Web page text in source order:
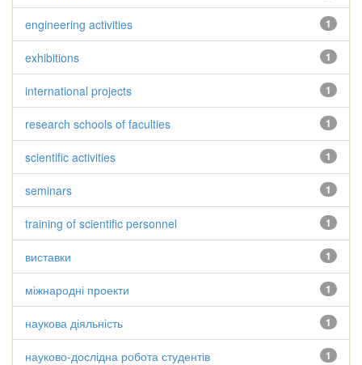
1
engineering activities
1
exhibitions
1
international projects
1
research schools of faculties
1
scientific activities
1
seminars
1
training of scientific personnel
1
виставки
1
міжнародні проекти
1
наукова діяльність
1
науково-дослідна робота студентів